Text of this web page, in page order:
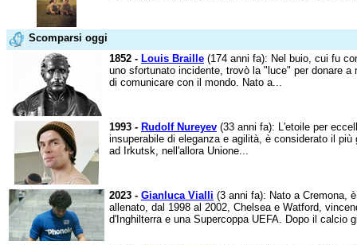
Scomparsi oggi
1852 - Louis Braille (174 anni fa): Nel buio, cui fu
uno sfortunato incidente, trovò la "luce" per donare
di comunicare con il mondo. Nato a...
1993 - Rudolf Nureyev (33 anni fa): L'etoile per
insuperabile di eleganza e agilità, è considerato il
ad Irkutsk, nell'allora Unione...
2023 - Gianluca Vialli (3 anni fa): Nato a Cremona,
allenato, dal 1998 al 2002, Chelsea e Watford,
d'Inghilterra e una Supercoppa UEFA. Dopo il calcio